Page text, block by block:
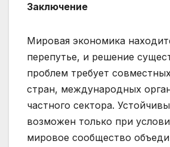
Заключение
Мировая экономика
перепутье, и решение
проблем требует
стран, международных
частного сектора.
возможен только при
мировое сообщество